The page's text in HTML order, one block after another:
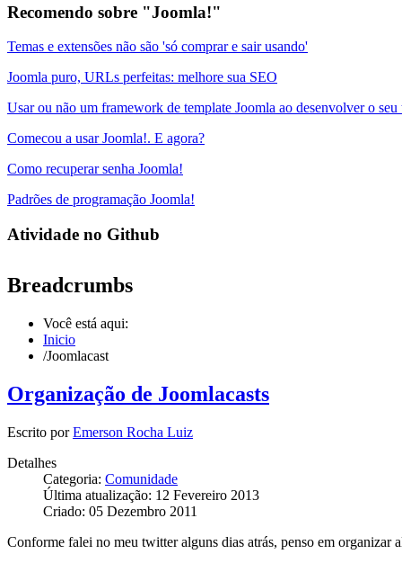
Recomendo sobre "Joomla!"
Temas e extensões não são 'só comprar e sair usando'
Joomla puro, URLs perfeitas: melhore sua SEO
Usar ou não um framework de template Joomla ao desenvolver o seu
Comecou a usar Joomla!. E agora?
Como recuperar senha Joomla!
Padrões de programação Joomla!
Atividade no Github
Breadcrumbs
Você está aqui:
Inicio
/Joomlacast
Organização de Joomlacasts
Escrito porEmerson Rocha Luiz
Detalhes
Categoria: Comunidade
Última atualização: 12 Fevereiro 2013
Criado: 05 Dezembro 2011
Conforme falei no meu twitter alguns dias atrás, penso em